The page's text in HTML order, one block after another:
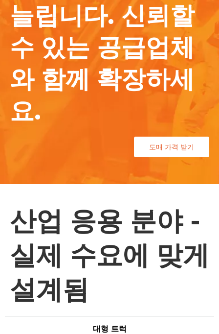
늘립니다. 신뢰할
수 있는 공급업체
와 함께 확장하세
요.
도매 가격 받기
산업 응용 분야 -
실제 수요에 맞게
설계됨
대형 트럭